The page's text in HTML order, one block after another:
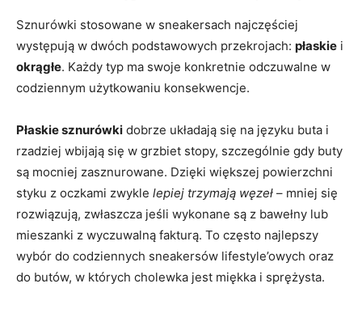
Sznurówki stosowane w sneakersach najczęściej
występują w dwóch podstawowych przekrojach: płaskie i
okrągłe. Każdy typ ma swoje konkretnie odczuwalne w
codziennym użytkowaniu konsekwencje.
Płaskie sznurówki dobrze układają się na języku buta i
rzadziej wbijają się w grzbiet stopy, szczególnie gdy buty
są mocniej zasznurowane. Dzięki większej powierzchni
styku z oczkami zwykle lepiej trzymają węzeł – mniej się
rozwiązują, zwłaszcza jeśli wykonane są z bawełny lub
mieszanki z wyczuwalną fakturą. To często najlepszy
wybór do codziennych sneakersów lifestyle’owych oraz
do butów, w których cholewka jest miękka i sprężysta.